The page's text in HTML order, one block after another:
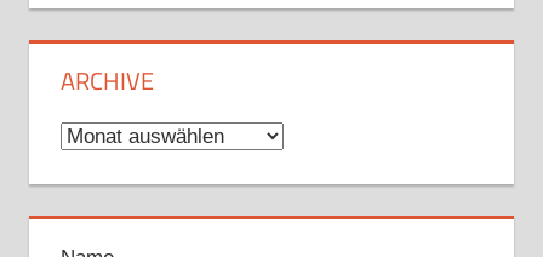
ARCHIVE
Archive